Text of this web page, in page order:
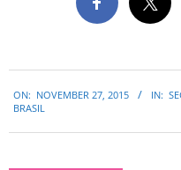
11-
ON: NOVEMBER 27, 2015 IN:
BRASIL